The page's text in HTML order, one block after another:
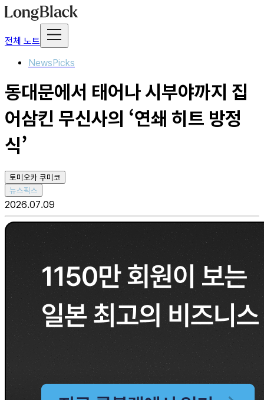
전체 노트
NewsPicks
동대문에서 태어나 시부야까지 집
어삼킨 무신사의 ‘연쇄 히트 방정
식’
토미오카 쿠미코
뉴스픽스
2026.07.09